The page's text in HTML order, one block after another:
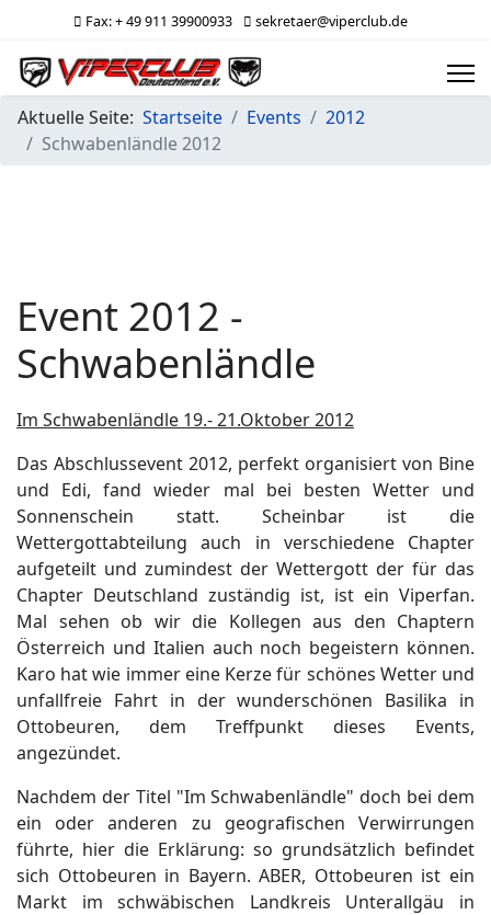
Fax: + 49 911 39900933 sekretaer@viperclub.de
Aktuelle Seite: Startseite Events
2012
Schwabenländle 2012
Event 2012 -
Schwabenländle
Im Schwabenländle 19.- 21.Oktober 2012
Das Abschlussevent 2012, perfekt organisiert von Bine
und Edi, fand wieder mal bei besten Wetter und
Sonnenschein statt. Scheinbar ist die
Wettergottabteilung auch in verschiedene Chapter
aufgeteilt und zumindest der Wettergott der für das
Chapter Deutschland zuständig ist, ist ein Viperfan.
Mal sehen ob wir die Kollegen aus den Chaptern
Österreich und Italien auch noch begeistern können.
Karo hat wie immer eine Kerze für schönes Wetter und
unfallfreie Fahrt in der wunderschönen Basilika in
Ottobeuren, dem Treffpunkt dieses Events,
angezündet.
Nachdem der Titel "Im Schwabenländle" doch bei dem
ein oder anderen zu geografischen Verwirrungen
führte, hier die Erklärung: so grundsätzlich befindet
sich Ottobeuren in Bayern. ABER, Ottobeuren ist ein
Markt im schwäbischen Landkreis Unterallgäu in